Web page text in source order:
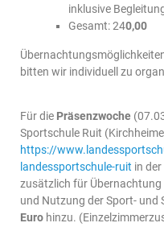
inklusive
Gesamt: 240,00
bitten wir individuell zu
Für die Präsenzwoche
Sportschule Ruit
https://
landessportschule-ruit in
zusätzlich für
und Nutzung der Sport- und
Euro hinzu.